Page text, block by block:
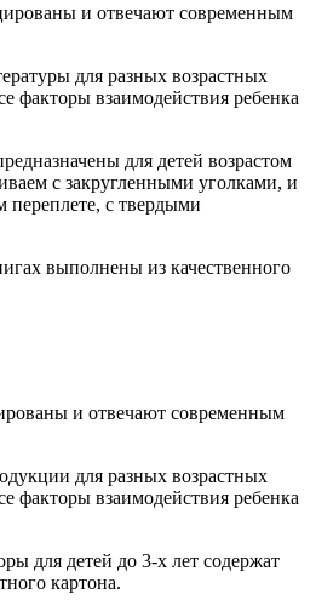
и отвечают современным
для разных возрастных
факторы взаимодействия ребенка
для детей возрастом
с закругленными уголками, и
переплете, с твердыми
выполнены из качественного
и отвечают современным
для разных возрастных
факторы взаимодействия ребенка
для детей до 3-х лет содержат
картона.